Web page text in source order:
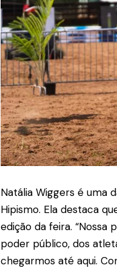
Natália Wiggers é uma
Hipismo. Ela destaca
edição da feira.
poder público, dos
chegarmos até aqui.